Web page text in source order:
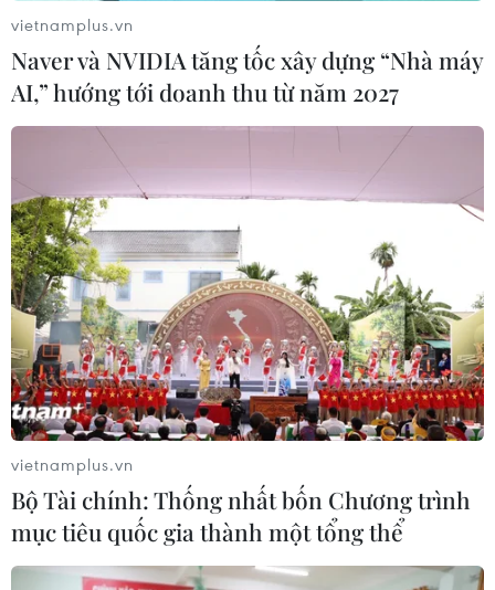
vietnamplus.vn
Naver và NVIDIA tăng tốc xây dựng “Nhà máy
AI,” hướng tới doanh thu từ năm 2027
vietnamplus.vn
Bộ Tài chính: Thống nhất bốn Chương trình
mục tiêu quốc gia thành một tổng thể